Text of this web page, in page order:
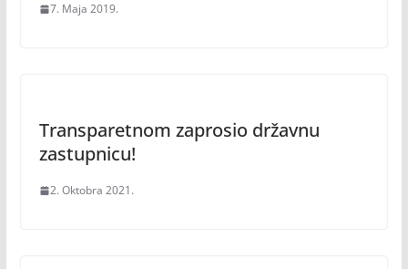
7. Maja 2019.
Transparetnom zaprosio državnu
zastupnicu!
2. Oktobra 2021.